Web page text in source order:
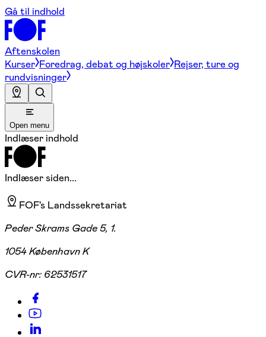
Gå til indhold
Aftenskolen
Kurser Foredrag, debat og højskoler Rejser, ture og
rundvisninger
Open menu
Indlæser indhold
Indlæser siden...
FOF's Landssekretariat
Peder Skrams Gade 5, 1.
1054 København K
CVR-nr: 62531517